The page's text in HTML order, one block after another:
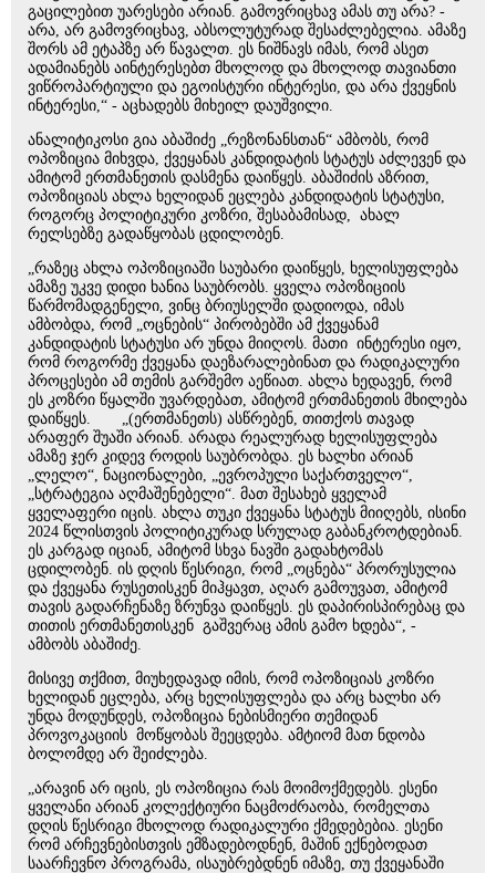
გაცილებით უარესები არიან. გამოვრიცხავ ამას თუ არა? -
არა, არ გამოვრიცხავ, აბსოლუტურად შესაძლებელია. ამაზე
შორს ამ ეტაპზე არ წავალთ. ეს ნიშნავს იმას, რომ ასეთ
ადამიანებს აინტერესებთ მხოლოდ და მხოლოდ თავიანთი
ვიწროპარტიული და ეგოისტური ინტერესი, და არა ქვეყნის
ინტერესი,“ - აცხადებს მიხეილ დაუშვილი.
ანალიტიკოსი გია აბაშიძე „რეზონანსთან“ ამბობს, რომ
ოპოზიცია მიხვდა, ქვეყანას კანდიდატის სტატუს აძლევენ და
ამიტომ ერთმანეთის დასმენა დაიწყეს. აბაშიძის აზრით,
ოპოზიციას ახლა ხელიდან ეცლება კანდიდატის სტატუსი,
როგორც პოლიტიკური კოზრი, შესაბამისად, ახალ
რელსებზე გადაწყობას ცდილობენ.
„რაზეც ახლა ოპოზიციაში საუბარი დაიწყეს, ხელისუფლება
ამაზე უკვე დიდი ხანია საუბრობს. ყველა ოპოზიციის
წარმომადგენელი, ვინც ბრიუსელში დადიოდა, იმას
ამბობდა, რომ „ოცნების“ პირობებში ამ ქვეყანამ
კანდიდატის სტატუსი არ უნდა მიიღოს. მათი ინტერესი იყო,
რომ როგორმე ქვეყანა დაეზარალებინათ და რადიკალური
პროცესები ამ თემის გარშემო აეწიათ. ახლა ხედავენ, რომ
ეს კოზრი წყალში უვარდებათ, ამიტომ ერთმანეთის მხილება
დაიწყეს. „(ერთმანეთს) ასწრებენ, თითქოს თავად
არაფერ შუაში არიან. არადა რეალურად ხელისუფლება
ამაზე ჯერ კიდევ როდის საუბრობდა. ეს ხალხი არიან
„ლელო“, ნაციონალები, „ევროპული საქართველო“,
„სტრატეგია აღმაშენებელი“. მათ შესახებ ყველამ
ყველაფერი იცის. ახლა თუკი ქვეყანა სტატუს მიიღებს, ისინი
2024 წლისთვის პოლიტიკურად სრულად გაბანკროტდებიან.
ეს კარგად იციან, ამიტომ სხვა ნავში გადახტომას
ცდილობენ. ის დღის წესრიგი, რომ „ოცნება“ პრორუსულია
და ქვეყანა რუსეთისკენ მიჰყავთ, აღარ გამოუვათ, ამიტომ
თავის გადარჩენაზე ზრუნვა დაიწყეს. ეს დაპირისპირებაც და
თითის ერთმანეთისკენ გაშვერაც ამის გამო ხდება“, -
ამბობს აბაშიძე.
მისივე თქმით, მიუხედავად იმის, რომ ოპოზიციას კოზრი
ხელიდან ეცლება, არც ხელისუფლება და არც ხალხი არ
უნდა მოდუნდეს, ოპოზიცია ნებისმიერი თემიდან
პროვოკაციის მოწყობას შეეცდება. ამტიომ მათ ნდობა
ბოლომდე არ შეიძლება.
„არავინ არ იცის, ეს ოპოზიცია რას მოიმოქმედებს. ესენი
ყველანი არიან კოლექტიური ნაცმოძრაობა, რომელთა
დღის წესრიგი მხოლოდ რადიკალური ქმედებებია. ესენი
რომ არჩევნებისთვის ემზადებოდნენ, მაშინ ექნებოდათ
საარჩევნო პროგრამა, ისაუბრებდნენ იმაზე, თუ ქვეყანაში